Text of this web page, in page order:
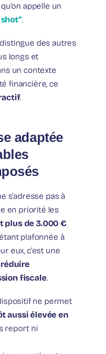
appelle un
.
des autres
longs et
un contexte
financière, ce
.
adaptée
s’adresse pas à
en priorité les
plus de 3.000 €
plafonnée à
eux, c’est une
réduire
fiscale.
ne permet
aussi élevée en
report ni